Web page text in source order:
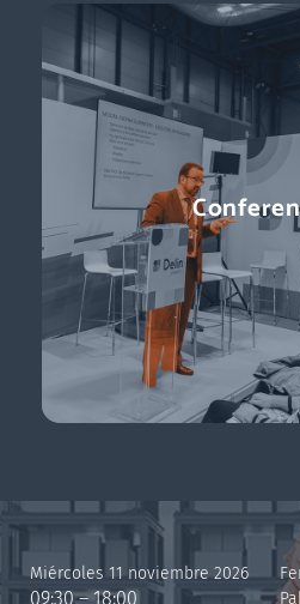
Miércoles 11 noviembre 2026
09:30 – 18:00